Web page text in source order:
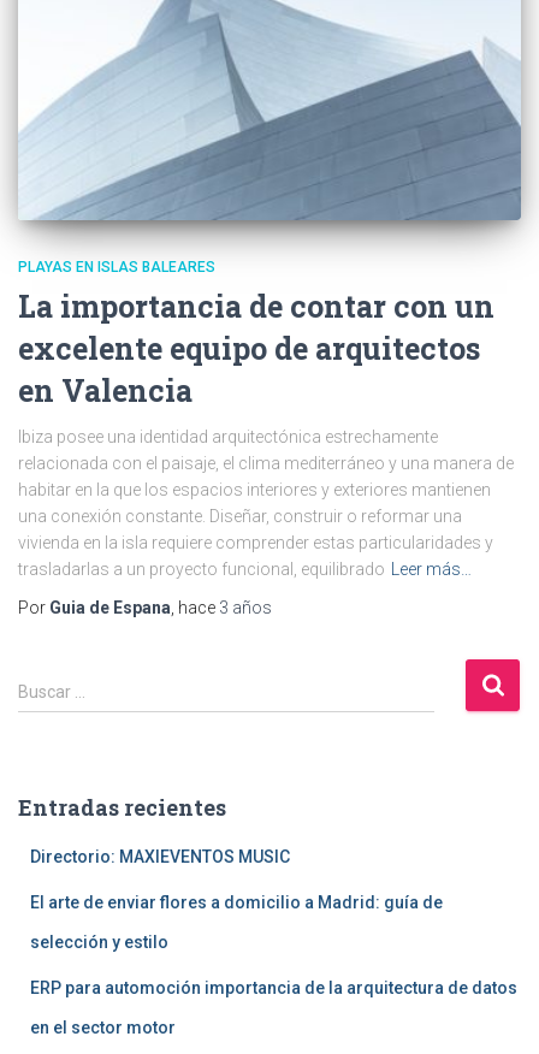
PLAYAS EN ISLAS BALEARES
La importancia de contar con un
excelente equipo de arquitectos
en Valencia
Ibiza posee una identidad arquitectónica estrechamente
relacionada con el paisaje, el clima mediterráneo y una manera de
habitar en la que los espacios interiores y exteriores mantienen
una conexión constante. Diseñar, construir o reformar una
vivienda en la isla requiere comprender estas particularidades y
trasladarlas a un proyecto funcional, equilibrado Leer más…
Por Guia de Espana, hace 3 años
B
u
r
Buscar …
Entradas recientes
Directorio: MAXIEVENTOS MUSIC
El arte de enviar flores a domicilio a Madrid: guía de
selección y estilo
ERP para automoción importancia de la arquitectura de datos
en el sector motor